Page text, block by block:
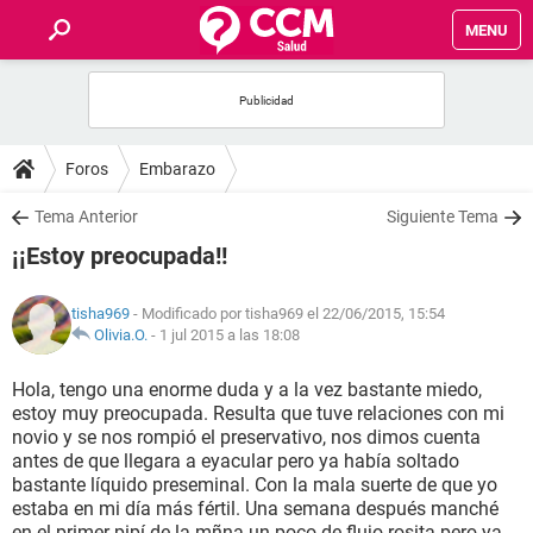
MENU
FOROS
SALUD
FAMILIA
NUTRICIÓN
BIENESTAR
SEXUALIDAD
GLOSARIO
Foros Embarazo
Tema Anterior Siguiente Tema
¡¡Estoy preocupada!!
tisha969 - Modificado por tisha969 el 22/06/2015, 15:54
Olivia.O. - 1 jul 2015 a las 18:08
Hola, tengo una enorme duda y a la vez bastante miedo,
estoy muy preocupada. Resulta que tuve relaciones con mi
novio y se nos rompió el preservativo, nos dimos cuenta
antes de que llegara a eyacular pero ya había soltado
bastante líquido preseminal. Con la mala suerte de que yo
estaba en mi día más fértil. Una semana después manché